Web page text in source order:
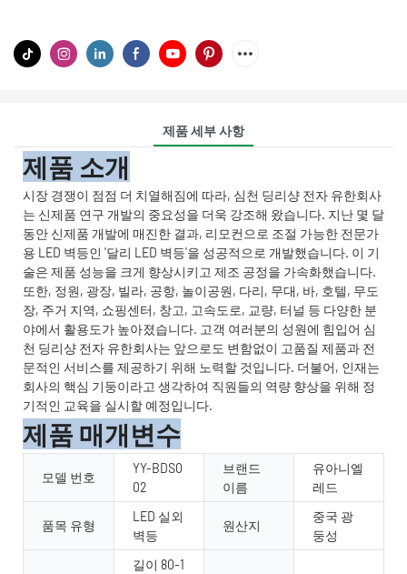
제품 세부 사항
제품 소개
시장 경쟁이 점점 더 치열해짐에 따라, 심천 딩리샹 전자 유한회사
는 신제품 연구 개발의 중요성을 더욱 강조해 왔습니다. 지난 몇 달
동안 신제품 개발에 매진한 결과, 리모컨으로 조절 가능한 전문가
용 LED 벽등인 '달리 LED 벽등'을 성공적으로 개발했습니다. 이 기
술은 제품 성능을 크게 향상시키고 제조 공정을 가속화했습니다.
또한, 정원, 광장, 빌라, 공항, 놀이공원, 다리, 무대, 바, 호텔, 무도
장, 주거 지역, 쇼핑센터, 창고, 고속도로, 교량, 터널 등 다양한 분
야에서 활용도가 높아졌습니다. 고객 여러분의 성원에 힘입어 심
천 딩리샹 전자 유한회사는 앞으로도 변함없이 고품질 제품과 전
문적인 서비스를 제공하기 위해 노력할 것입니다. 더불어, 인재는
회사의 핵심 기둥이라고 생각하여 직원들의 역량 향상을 위해 정
기적인 교육을 실시할 예정입니다.
제품 매개변수
모델 번호
YY-BDS0
02
브랜드
이름
유아니엘
레드
품목 유형
LED 실외
벽등
원산지
중국 광
둥성
길이 80-1